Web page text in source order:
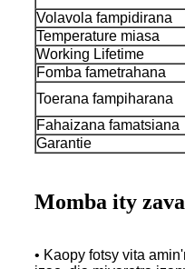
Volavola fampidirana
Temperature miasa
Working Lifetime
Fomba fametrahana
Toerana fampiharana
Fahaizana famatsiana
Garantie
Momba ity
• Kaopy fotsy vita